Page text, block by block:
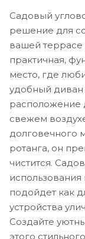
Садовый
решение для
вашей террасе
практичная,
место, где
удобный диван
расположение
свежем
долговечного
ротанга, он
чистится.
подойдет как
устройства
Создайте
этого